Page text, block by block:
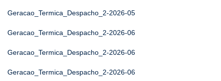
Geracao_Termica_Despacho_2-2026-05
Geracao_Termica_Despacho_2-2026-06
Geracao_Termica_Despacho_2-2026-06
Geracao_Termica_Despacho_2-2026-06